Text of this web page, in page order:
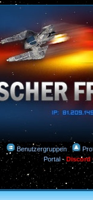
Benutzergruppen
Portal-Discord